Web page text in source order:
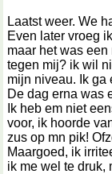
Laatst weer. We
Even later vroeg
maar het was
tegen mij? ik wil
mijn niveau. Ik ga
De dag erna was
Ik heb em niet
voor, ik hoorde
zus op mn pik!
Maargoed, ik
ik me wel te druk,